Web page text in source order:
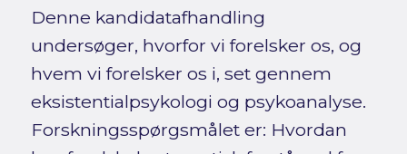
Denne kandidatafhandling
undersøger, hvorfor vi forelsker os, og
hvem vi forelsker os i, set gennem
eksistentialpsykologi og psykoanalyse.
Forskningsspørgsmålet er: Hvordan